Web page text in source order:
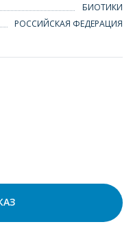
БИОТИКИ
РОССИЙСКАЯ ФЕДЕРАЦИЯ